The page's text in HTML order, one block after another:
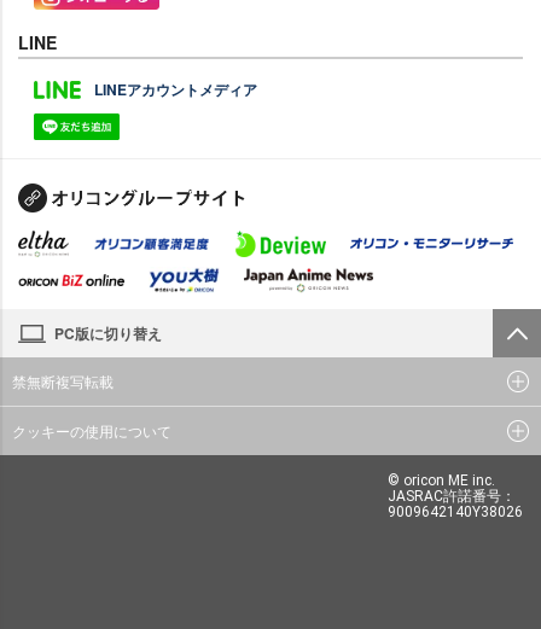
LINE
LINEアカウントメディア
PC版に切り替え
禁無断複写転載
クッキーの使用について
© oricon ME inc.
JASRAC許諾番号：
9009642140Y38026